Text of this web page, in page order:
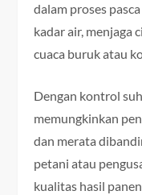
dalam proses
kadar air, menjaga
cuaca buruk atau
Dengan kontrol
memungkinkan
dan merata
petani atau
kualitas hasil